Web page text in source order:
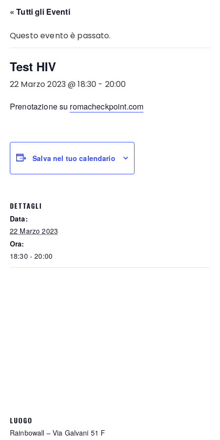
« Tutti gli Eventi
Questo evento è passato.
Test HIV
22 Marzo 2023 @ 18:30 - 20:00
Prenotazione su romacheckpoint.com
Salva nel tuo calendario
DETTAGLI
Data:
22 Marzo 2023
Ora:
18:30 - 20:00
LUOGO
Rainbowall – Via Galvani 51 F